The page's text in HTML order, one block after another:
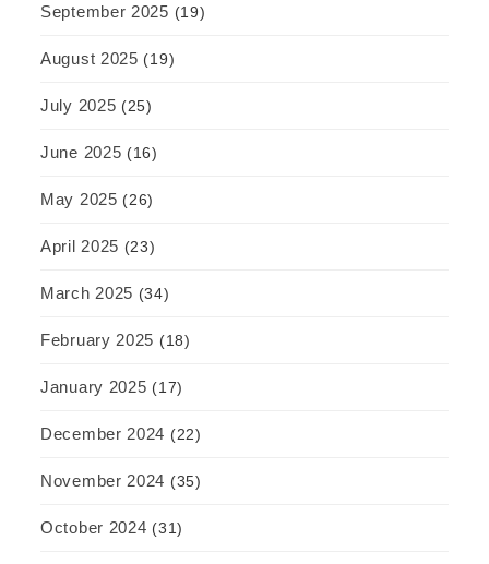
September 2025 (19)
August 2025 (19)
July 2025 (25)
June 2025 (16)
May 2025 (26)
April 2025 (23)
March 2025 (34)
February 2025 (18)
January 2025 (17)
December 2024 (22)
November 2024 (35)
October 2024 (31)